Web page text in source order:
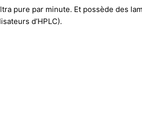
pure par minute. Et possède des
d’HPLC).